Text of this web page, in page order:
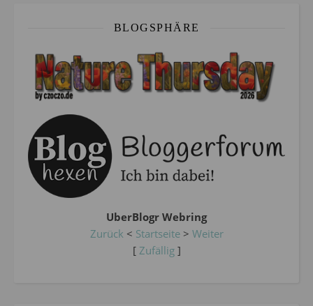
BLOGSPHÄRE
UberBlogr Webring
Zurück < Startseite> Weiter
[ Zufällig]